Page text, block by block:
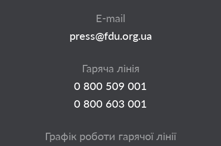
E-mail
press@fdu.org.ua
Гаряча лінія
0 800 509 001
0 800 603 001
Графік роботи гарячої лінії